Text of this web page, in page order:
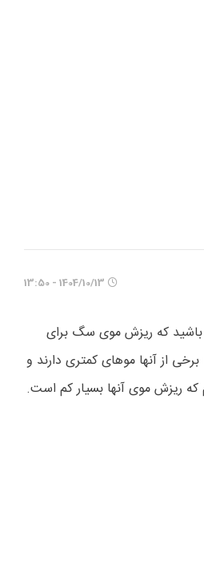
1404/10/13 - 13:50
باشید که ریزش موی سگ برای
از آنها موهای کمتری دارند و
ریزش موی آنها بسیار کم است.